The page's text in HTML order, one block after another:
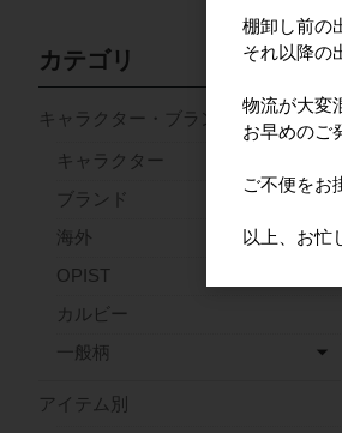
カテゴリ
キャラクター・ブランド
キャラクター
ブランド
海外
OPIST
カルビー
一般柄
アイテム別
棚卸し前の
それ以降の
物流が大変
お早めのご
ご不便をお
以上、お忙